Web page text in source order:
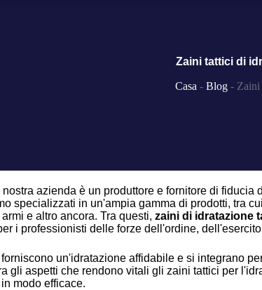
Zaini tattici di
Casa - Blog - Zaini
nostra azienda è un produttore e fornitore di fiducia
specializzati in un'ampia gamma di prodotti, tra
e altro ancora. Tra questi,zaini di idratazione
i professionisti delle forze dell'ordine,
un'idratazione affidabile e si integrano
gli aspetti che rendono vitali gli zaini tattici per
modo efficace.